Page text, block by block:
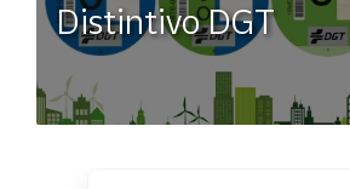
Distintivo DGT